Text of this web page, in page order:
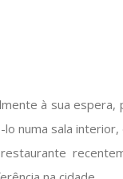
à sua
numa sala